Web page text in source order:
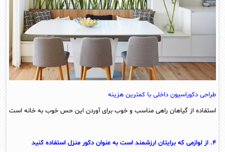
طراحی دکوراسیون داخلی با کمترین هزینه
استفاده از گیاهان راهی مناسب و خوب برای آوردن این حس خوب به خانه است
۴. از لوازمی که برایتان ارزشمند است به عنوان دکور منزل استفاده کنید